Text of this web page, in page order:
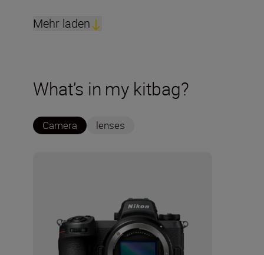
Mehr laden
What’s in my kitbag?
Camera lenses